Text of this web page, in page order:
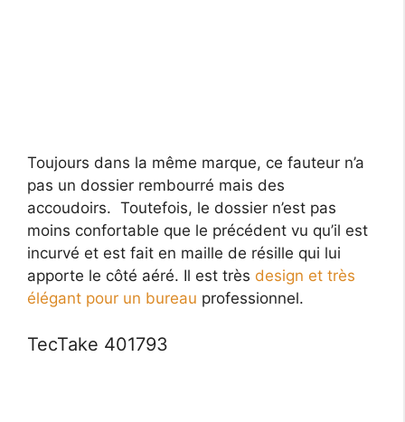
Toujours dans la même marque, ce fauteur n’a
pas un dossier rembourré mais des
accoudoirs. Toutefois, le dossier n’est pas
moins confortable que le précédent vu qu’il est
incurvé et est fait en maille de résille qui lui
apporte le côté aéré. Il est très design et très
élégant pour un bureau professionnel.
TecTake 401793